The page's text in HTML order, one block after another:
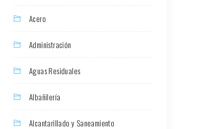
Acero
Administración
Aguas Residuales
Albañilería
Alcantarillado y Saneamiento